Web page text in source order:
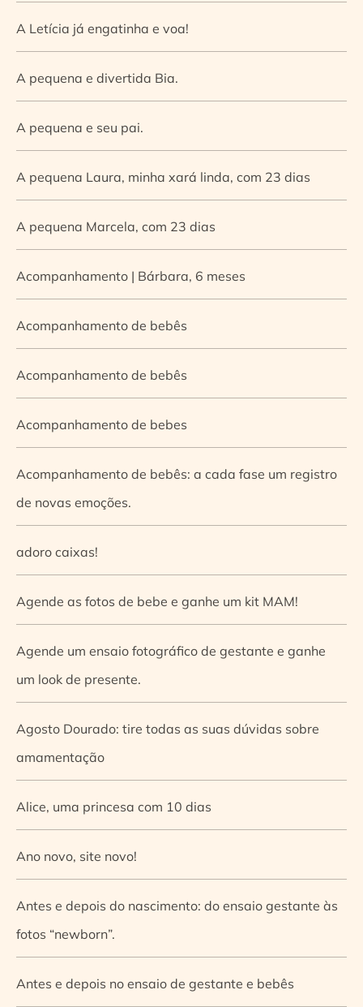
A Letícia já engatinha e voa!
A pequena e divertida Bia.
A pequena e seu pai.
A pequena Laura, minha xará linda, com 23 dias
A pequena Marcela, com 23 dias
Acompanhamento | Bárbara, 6 meses
Acompanhamento de bebês
Acompanhamento de bebês
Acompanhamento de bebes
Acompanhamento de bebês: a cada fase um registro
de novas emoções.
adoro caixas!
Agende as fotos de bebe e ganhe um kit MAM!
Agende um ensaio fotográfico de gestante e ganhe
um look de presente.
Agosto Dourado: tire todas as suas dúvidas sobre
amamentação
Alice, uma princesa com 10 dias
Ano novo, site novo!
Antes e depois do nascimento: do ensaio gestante às
fotos “newborn”.
Antes e depois no ensaio de gestante e bebês